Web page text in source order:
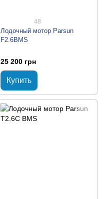
48
Лодочный мотор Parsun
F2.6BMS
25 200 грн
Купить